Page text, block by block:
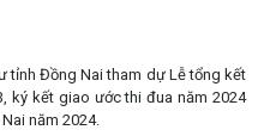
tỉnh Đồng Nai tham dự Lễ tổng kết
ký kết giao ước thi đua năm 2024
năm 2024.